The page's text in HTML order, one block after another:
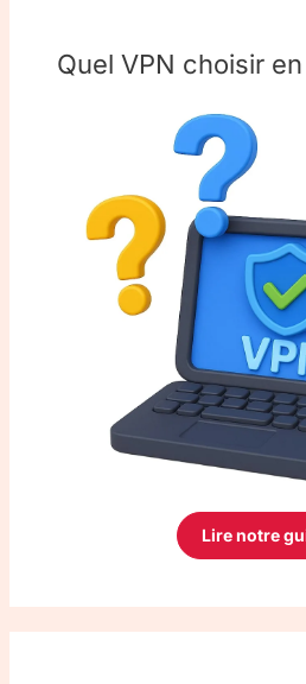
Quel VPN choisir
Lire notre